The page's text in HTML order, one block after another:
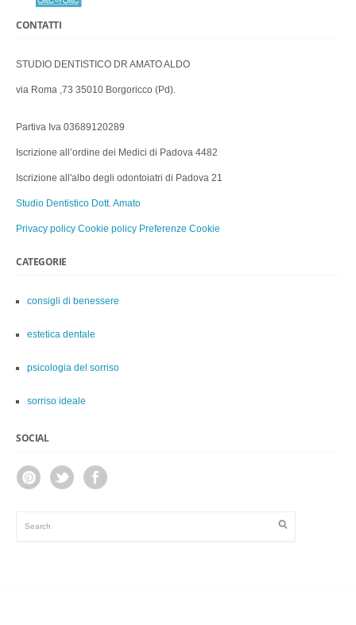
CONTATTI
STUDIO DENTISTICO DR AMATO ALDO
via Roma ,73 35010 Borgoricco (Pd).
Partiva Iva 03689120289
Iscrizione all’ordine dei Medici di Padova 4482
Iscrizione all'albo degli odontoiatri di Padova 21
Studio Dentistico Dott. Amato
Privacy policy Cookie policy Preferenze Cookie
CATEGORIE
consigli di benessere
estetica dentale
psicologia del sorriso
sorriso ideale
SOCIAL